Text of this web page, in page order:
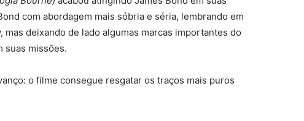
com abordagem mais sóbria e séria, lembrando em
deixando de lado algumas marcas importantes do
suas missões.
o filme consegue resgatar os traços mais puros